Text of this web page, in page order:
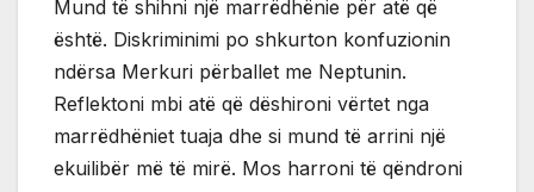
Mund të shihni një marrëdhënie për atë që
është. Diskriminimi po shkurton konfuzionin
ndërsa Merkuri përballet me Neptunin.
Reflektoni mbi atë që dëshironi vërtet nga
marrëdhëniet tuaja dhe si mund të arrini një
ekuilibër më të mirë. Mos harroni të qëndroni